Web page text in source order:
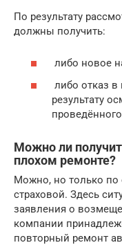
По результату
должны получить:
либо новое
либо отказ в
результату
Можно ли
плохом ремонте?
Можно, но только по
страховой. Здесь
заявления о
компании
повторный ремонт